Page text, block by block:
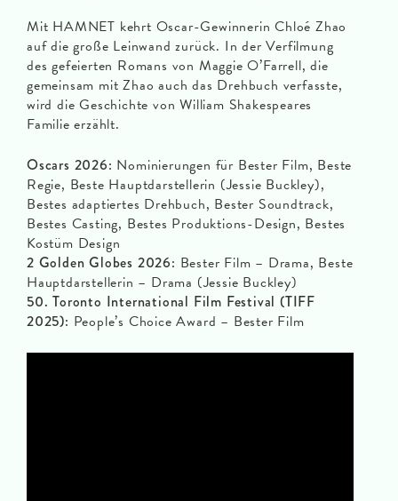
Mit HAMNET kehrt Oscar-Gewinnerin Chloé Zhao
auf die große Leinwand zurück. In der Verfilmung
des gefeierten Romans von Maggie O’Farrell, die
gemeinsam mit Zhao auch das Drehbuch verfasste,
wird die Geschichte von William Shakespeares
Familie erzählt.
Oscars 2026: Nominierungen für Bester Film, Beste
Regie, Beste Hauptdarstellerin (Jessie Buckley),
Bestes adaptiertes Drehbuch, Bester Soundtrack,
Bestes Casting, Bestes Produktions-Design, Bestes
Kostüm Design
2 Golden Globes 2026: Bester Film – Drama, Beste
Hauptdarstellerin – Drama (Jessie Buckley)
50. Toronto International Film Festival (TIFF
2025): People’s Choice Award – Bester Film